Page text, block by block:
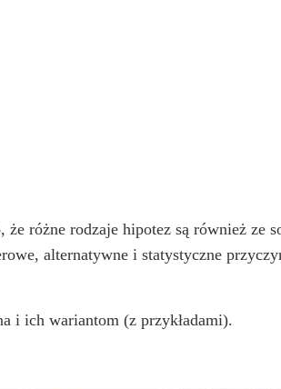
różne rodzaje hipotez są również ze
alternatywne i statystyczne
i ich wariantom (z przykładami).